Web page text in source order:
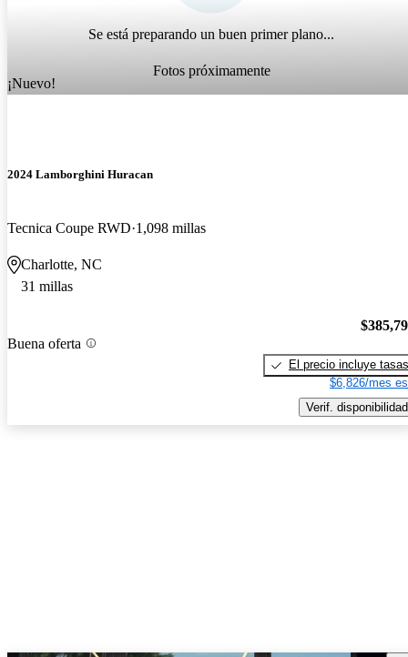
Se está preparando un buen primer plano...
Fotos próximamente
¡Nuevo!
2024 Lamborghini Huracan
Tecnica Coupe RWD 1,098 millas
Charlotte, NC
31 millas
Buena oferta
El precio incluye tasas
$6,826/mes
Verif. disponibilidad